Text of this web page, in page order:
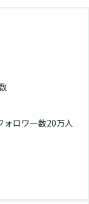
ォロワー数20万人